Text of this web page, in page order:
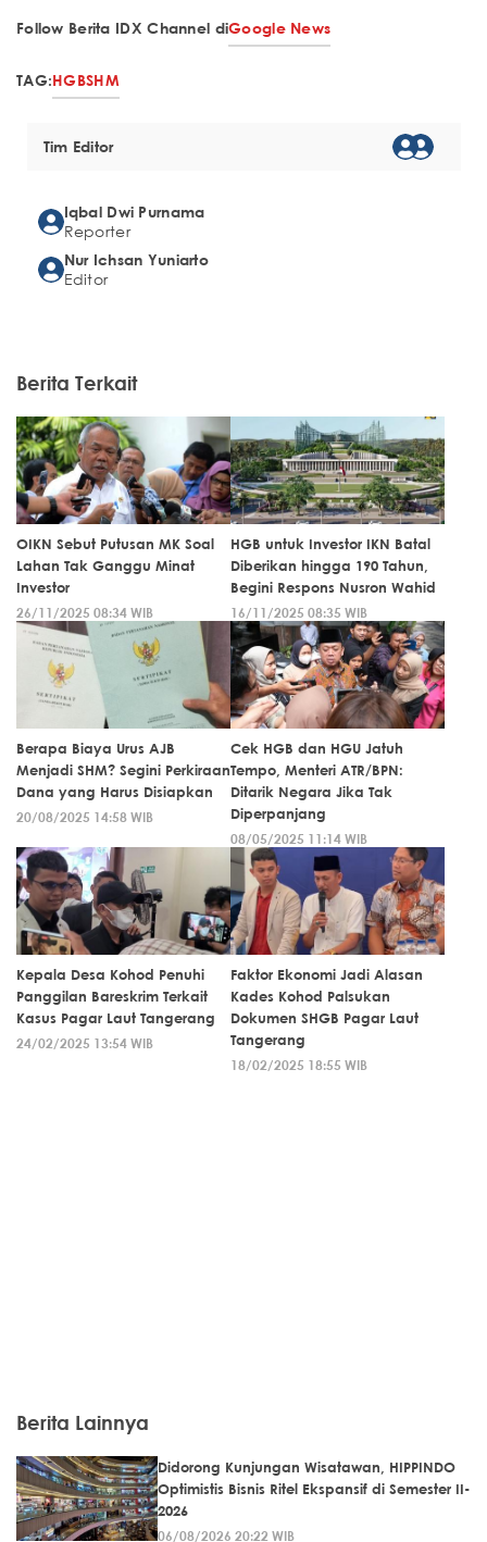
Follow Berita IDX Channel diGoogle News
TAG:HGBSHM
Tim Editor
Iqbal Dwi Purnama
Reporter
Nur Ichsan Yuniarto
Editor
Berita Terkait
OIKN Sebut Putusan MK Soal
Lahan Tak Ganggu Minat
Investor
26/11/2025 08:34 WIB
HGB untuk Investor IKN Batal
Diberikan hingga 190 Tahun,
Begini Respons Nusron Wahid
16/11/2025 08:35 WIB
Berapa Biaya Urus AJB
Menjadi SHM? Segini Perkiraan
Dana yang Harus Disiapkan
20/08/2025 14:58 WIB
Cek HGB dan HGU Jatuh
Tempo, Menteri ATR/BPN:
Ditarik Negara Jika Tak
Diperpanjang
08/05/2025 11:14 WIB
Kepala Desa Kohod Penuhi
Panggilan Bareskrim Terkait
Kasus Pagar Laut Tangerang
24/02/2025 13:54 WIB
Faktor Ekonomi Jadi Alasan
Kades Kohod Palsukan
Dokumen SHGB Pagar Laut
Tangerang
18/02/2025 18:55 WIB
Berita Lainnya
Didorong Kunjungan Wisatawan, HIPPINDO
Optimistis Bisnis Ritel Ekspansif di Semester II-
2026
06/08/2026 20:22 WIB